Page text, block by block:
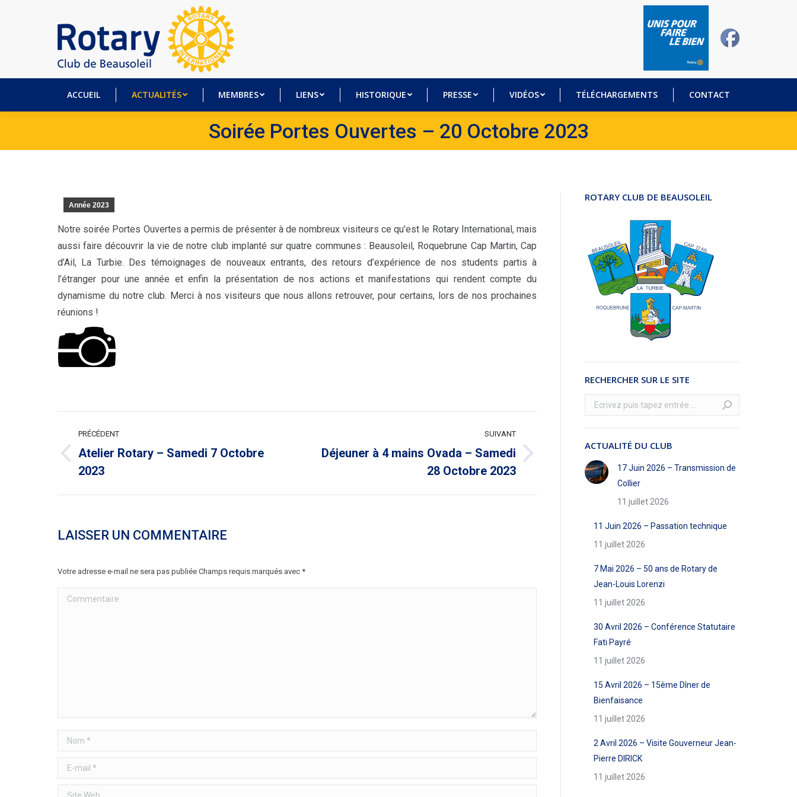
ACCUEIL ACTUALITÉS MEMBRES LIENS HISTORIQUE PRESSE VIDÉOS TÉLÉCHARGEMENTS CONTACT
Soirée Portes Ouvertes – 20 Octobre 2023
Année 2023
Notre soirée Portes Ouvertes a permis de présenter à de nombreux visiteurs ce qu’est le Rotary International, mais
aussi faire découvrir la vie de notre club implanté sur quatre communes : Beausoleil, Roquebrune Cap Martin, Cap
d’Ail, La Turbie. Des témoignages de nouveaux entrants, des retours d’expérience de nos students partis à
l’étranger pour une année et enfin la présentation de nos actions et manifestations qui rendent compte du
dynamisme du notre club. Merci à nos visiteurs que nous allons retrouver, pour certains, lors de nos prochaines
réunions !
ARTICLE
PRÉCÉDENT
Article
précédent
:
Atelier Rotary – Samedi 7 Octobre
2023
SUIVANT
Article
:
Déjeuner à 4 mains Ovada – Samedi
28 Octobre 2023
LAISSER UN COMMENTAIRE
Votre adresse e-mail ne sera pas publiée Champs requis marqués avec *
Commentaire
Nom *
E-mail *
Site Web
ROTARY CLUB DE BEAUSOLEIL
RECHERCHER SUR LE SITE
Recherche
:
ACTUALITÉ DU CLUB
17 Juin 2026 – Transmission de
Collier
11 juillet 2026
11 Juin 2026 – Passation technique
11 juillet 2026
7 Mai 2026 – 50 ans de Rotary de
Jean-Louis Lorenzi
11 juillet 2026
30 Avril 2026 – Conférence Statutaire
Fati Payré
11 juillet 2026
15 Avril 2026 – 15ème Dîner de
Bienfaisance
11 juillet 2026
2 Avril 2026 – Visite Gouverneur Jean-
Pierre DIRICK
11 juillet 2026
ACTUALITÉS